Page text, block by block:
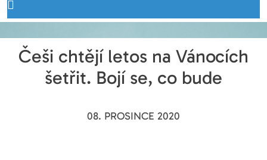
Češi chtějí letos na Vánocích
šetřit. Bojí se, co bude
08. PROSINCE 2020